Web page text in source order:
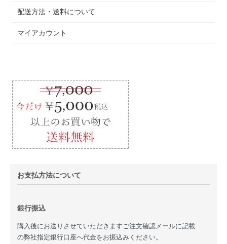
配送方法・送料について
マイアカウント
お支払方法について
銀行振込
購入後にお送りさせていただきますご注文確認メールに記載
の弊社指定銀行口座へ代金をお振込みください。